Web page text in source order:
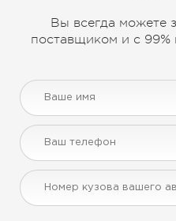
Вы всегда можете
поставщиком и с 99%